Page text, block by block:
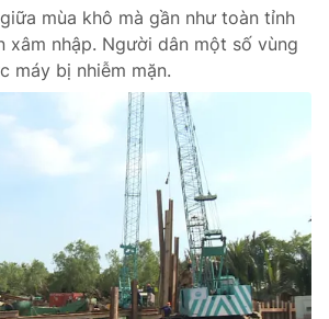
Infographic
Shorts video
VTV Thể thao
Bất động sản
Tấm lòng Việt
mùa khô mà gần như toàn tỉnh
xâm nhập. Người dân một số vùng
máy bị nhiễm mặn.